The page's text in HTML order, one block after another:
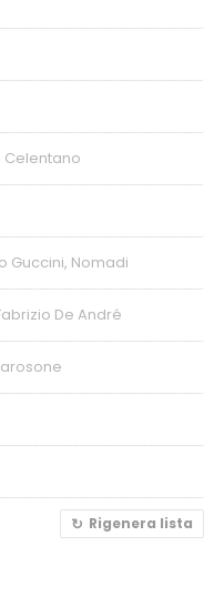
Guccini, Nomadi
De André
Rigenera lista